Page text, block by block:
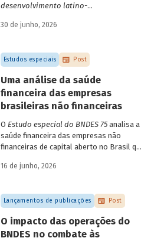
desenvolvimento latino-
da Escola de Governo e Desenvolvimento
30 de junho, 2026
Estudos especiais Post
Uma análise da saúde
financeira das empresas
brasileiras não financeiras
O Estudo especial do BNDES 75analisa a
saúde financeira das empresas não
financeiras de capital aberto no Brasil que
valores. Para isso, parte de uma amostra
de finanças e seguros – e de quatro
dimensões: lucratividade, solvência,
16 de junho, 2026
Lançamentos de publicações Post
O impacto das operações do
BNDES no combate às